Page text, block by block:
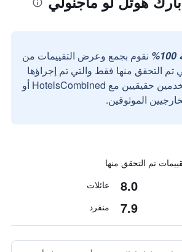
نقوم بجمع وعرض التقييمات من
تم التحقق منها فقط والتي تم إجراؤها
بواسطة مستخدمين حقيقيين مع HotelsCombined أو
الموثوقين.
8.0 عائلات
7.9 منفرد